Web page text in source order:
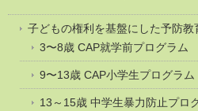
子どもの権利を基盤にした予防教
3〜8歳 CAP就学前プログラム
9〜13歳 CAP小学生プログラム
13～15歳 中学生暴力防止プロ